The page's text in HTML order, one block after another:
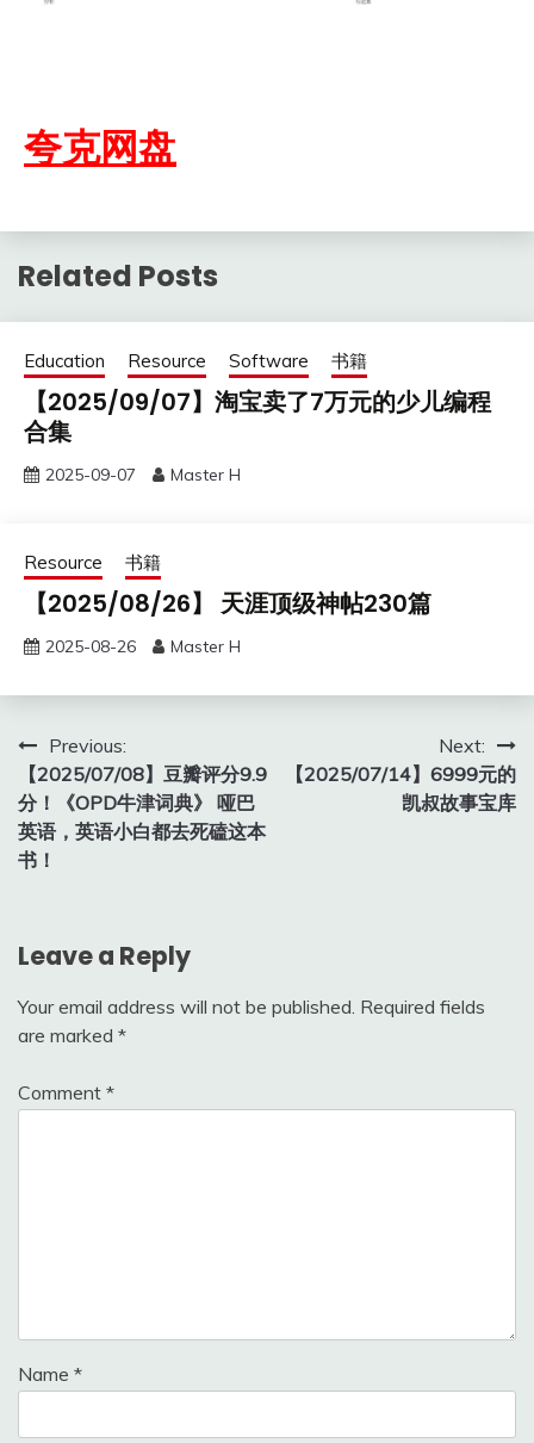
夸克网盘
Related Posts
Education Resource Software 书籍
【2025/09/07】淘宝卖了7万元的少儿编程
合集
2025-09-07 Master H
Resource 书籍
【2025/08/26】 天涯顶级神帖230篇
2025-08-26 Master H
Post
navigation
Previous:
【2025/07/08】豆瓣评分9.9
分！《OPD牛津词典》 哑巴
英语，英语小白都去死磕这本
书！
Next:
【2025/07/14】6999元的
凯叔故事宝库
Leave a Reply
Your email address will not be published. Required fields
are marked *
Comment *
Name *